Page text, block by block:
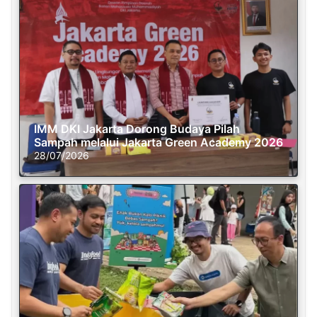
IMM DKI Jakarta Dorong Budaya Pilah
Sampah melalui Jakarta Green Academy 2026
28/07/2026